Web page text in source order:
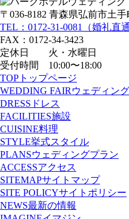
〒036-8182 青森県弘前市土手
TEL：0172-31-0081（婚礼直通
FAX：0172-34-3423
定休日 火・水曜日
受付時間 10:00〜18:00
TOP トップページ
WEDDING FAIR ウェディン
DRESS ドレス
FACILITIES施設
CUISINE料理
STYLE挙式スタイル
PLANSウェディングプラン
ACCESSアクセス
SITEMAPサイトマップ
SITE POLICYサイトポリシー
NEWS最新の情報